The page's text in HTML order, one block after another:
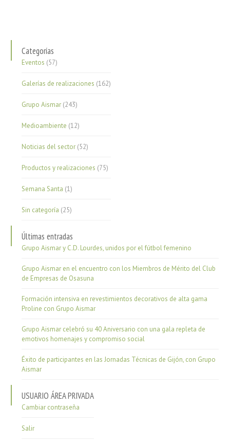
Categorías
Eventos (57)
Galerías de realizaciones (162)
Grupo Aismar (243)
Medioambiente (12)
Noticias del sector (52)
Productos y realizaciones (75)
Semana Santa (1)
Sin categoría (25)
Últimas entradas
Grupo Aismar y C.D. Lourdes, unidos por el fútbol femenino
Grupo Aismar en el encuentro con los Miembros de Mérito del Club
de Empresas de Osasuna
Formación intensiva en revestimientos decorativos de alta gama
Proline con Grupo Aismar
Grupo Aismar celebró su 40 Aniversario con una gala repleta de
emotivos homenajes y compromiso social
Éxito de participantes en las Jornadas Técnicas de Gijón, con Grupo
Aismar
USUARIO ÁREA PRIVADA
Cambiar contraseña
Salir